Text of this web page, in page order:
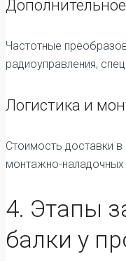
Частотные
радиоуправления,
Логистика и
Стоимость доставки
монтажно-наладочных
4. Этапы
балки у